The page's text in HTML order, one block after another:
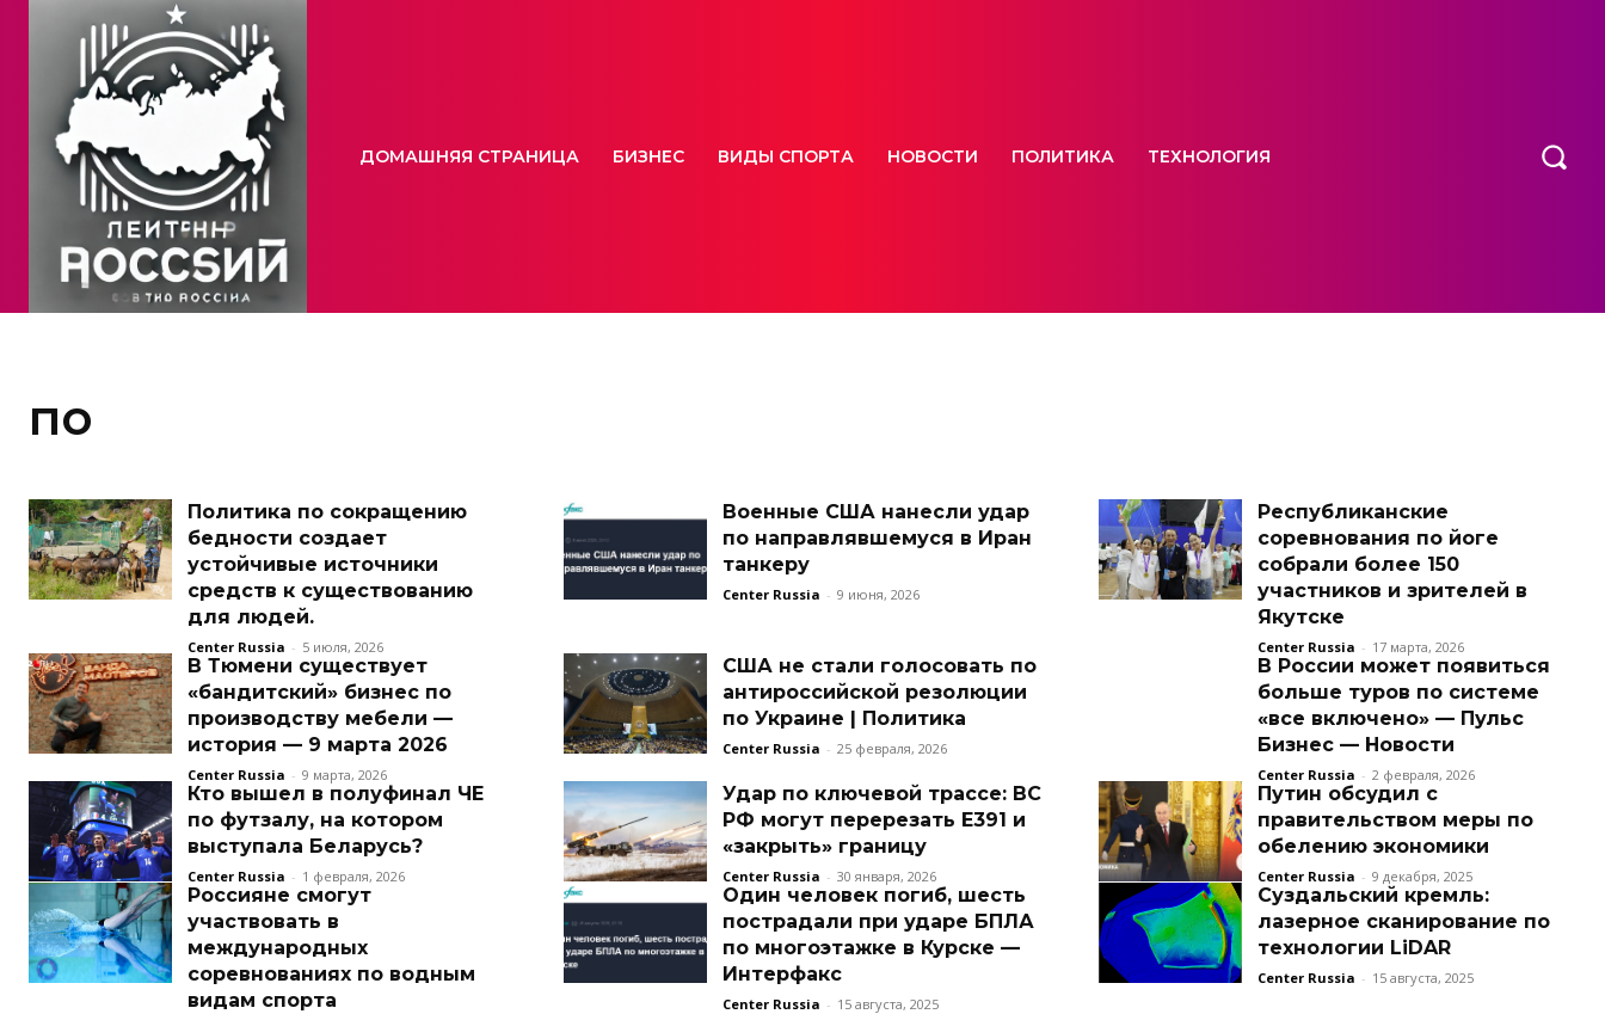
ДОМАШНЯЯ СТРАНИЦА БИЗНЕС ВИДЫ СПОРТА НОВОСТИ ПОЛИТИКА ТЕХНОЛОГИЯ
по
Политика по сокращению
бедности создает
устойчивые источники
средств к существованию
для людей.
Center Russia - 5 июля, 2026
Военные США нанесли удар
по направлявшемуся в Иран
танкеру
Center Russia - 9 июня, 2026
Республиканские
соревнования по йоге
собрали более 150
участников и зрителей в
Якутске
Center Russia - 17 марта, 2026
В Тюмени существует
«бандитский» бизнес по
производству мебели —
история — 9 марта 2026
Center Russia - 9 марта, 2026
США не стали голосовать по
антироссийской резолюции
по Украине | Политика
Center Russia - 25 февраля, 2026
В России может появиться
больше туров по системе
«все включено» — Пульс
Бизнес — Новости
Center Russia - 2 февраля, 2026
Кто вышел в полуфинал ЧЕ
по футзалу, на котором
выступала Беларусь?
Center Russia - 1 февраля, 2026
Удар по ключевой трассе: ВС
РФ могут перерезать Е391 и
«закрыть» границу
Center Russia - 30 января, 2026
Путин обсудил с
правительством меры по
обелению экономики
Center Russia - 9 декабря, 2025
Россияне смогут
участвовать в
международных
соревнованиях по водным
видам спорта
Один человек погиб, шесть
пострадали при ударе БПЛА
по многоэтажке в Курске —
Интерфакс
Center Russia - 15 августа, 2025
Суздальский кремль:
лазерное сканирование по
технологии LiDAR
Center Russia - 15 августа, 2025